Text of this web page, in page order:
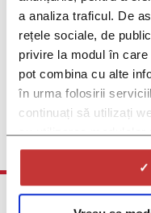
a analiza traficul. De
rețele sociale, de
privire la modul în
pot combina cu alte
în urma folosirii
continuați să utilizați
cu utilizarea modulelor
✓
Dacă suferiți de
interesat(ă) de mai
clinice privind
completați acest
afla atunci când astfel
Click aici